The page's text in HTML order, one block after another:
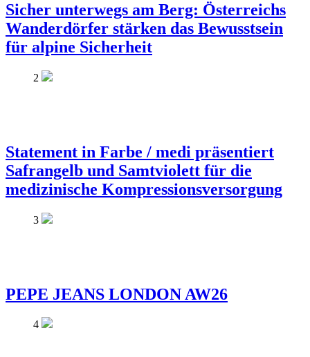
Sicher unterwegs am Berg: Österreichs
Wanderdörfer stärken das Bewusstsein
für alpine Sicherheit
2
Statement in Farbe / medi präsentiert
Safrangelb und Samtviolett für die
medizinische Kompressionsversorgung
3
PEPE JEANS LONDON AW26
4